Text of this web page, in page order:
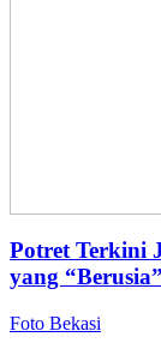
Potret Terkini
yang
Foto Bekasi